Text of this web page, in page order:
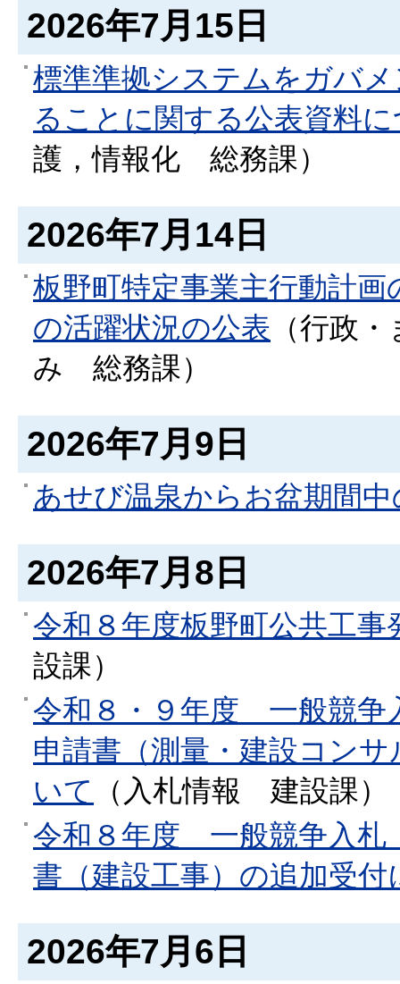
2026年7月15日
標準準拠システムをガバ
ることに関する公表資料
護，情報化
総務課）
2026年7月14日
板野町特定事業主行動計
の活躍状況の公表 （行政・
み
総務課）
2026年7月9日
あせび温泉からお盆期間
2026年7月8日
令和８年度板野町公共工
設課）
令和８・９年度 一般競争
申請書（測量・建設コン
いて
（ 入札情報 建設課）
令和８年度 一般競争入札
書（建設工事）の追加受付
2026年7月6日